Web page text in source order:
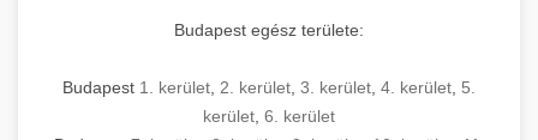
Budapest egész területe:
Budapest 1. kerület 2. kerület 3. kerület 4. kerület 5.
kerület 6. kerület